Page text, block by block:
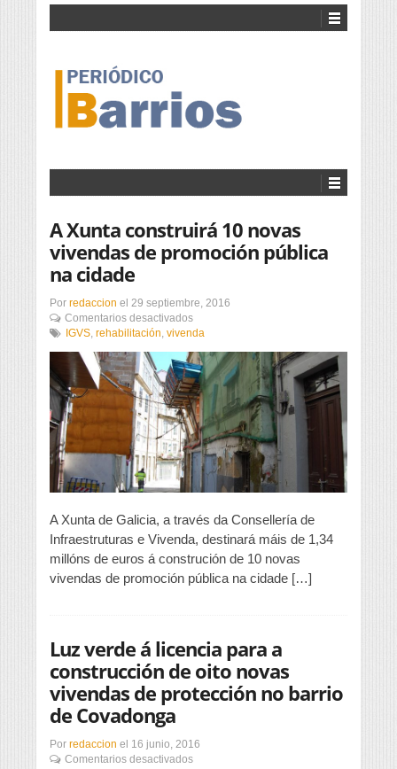
A Xunta construirá 10 novas
vivendas de promoción pública
na cidade
Por redaccion el 29 septiembre, 2016
Comentarios desactivadosen
A
construirá
10
novas
vivendas
de
promoción
pública
na
cidade
IGVS, rehabilitación, vivenda
A Xunta de Galicia, a través da Consellería de
Infraestruturas e Vivenda, destinará máis de 1,34
millóns de euros á construción de 10 novas
vivendas de promoción pública na cidade […]
Luz verde á licencia para a
construcción de oito novas
vivendas de protección no barrio
de Covadonga
Por redaccion el 16 junio, 2016
Comentarios desactivadosen